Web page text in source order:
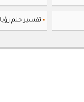
▪ تفسير حلم